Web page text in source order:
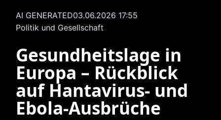
AI GENERATED03.06.2026 17:55
Politik und Gesellschaft
Gesundheitslage in
Europa – Rückblick
auf Hantavirus- und
Ebola-Ausbrüche